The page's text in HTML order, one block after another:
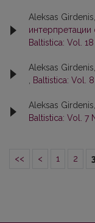
Aleksas Girdenis,
интерпретации
Baltistica: Vol.
Aleksas Girdenis,
, Baltistica: Vol.
Aleksas Girdenis,
Baltistica: Vol. 7
<< < 1 2